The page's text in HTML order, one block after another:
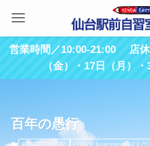
営業時間／10:00-21:00 店休
（金）・17日（月）・
百年の愚行